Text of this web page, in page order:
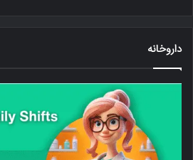
داروخانه